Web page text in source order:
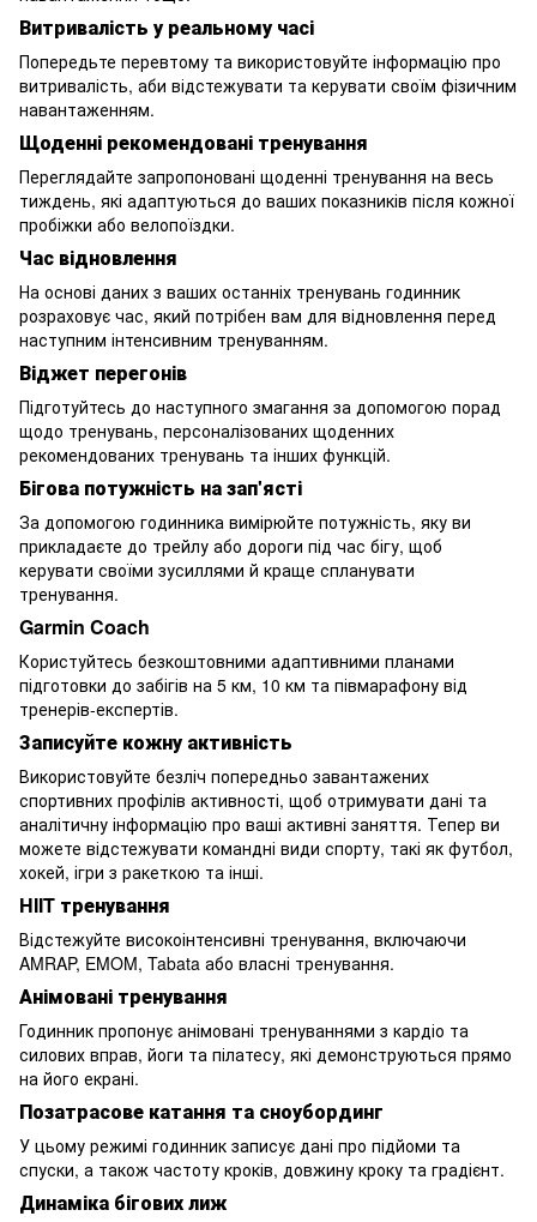
Витривалість у реальному часі
Попередьте перевтому та використовуйте інформацію про
витривалість, аби відстежувати та керувати своїм фізичним
навантаженням.
Щоденні рекомендовані тренування
Переглядайте запропоновані щоденні тренування на весь
тиждень, які адаптуються до ваших показників після кожної
пробіжки або велопоїздки.
Час відновлення
На основі даних з ваших останніх тренувань годинник
розраховує час, який потрібен вам для відновлення перед
наступним інтенсивним тренуванням.
Віджет перегонів
Підготуйтесь до наступного змагання за допомогою порад
щодо тренувань, персоналізованих щоденних
рекомендованих тренувань та інших функцій.
Бігова потужність на зап'ясті
За допомогою годинника вимірюйте потужність, яку ви
прикладаєте до трейлу або дороги під час бігу, щоб
керувати своїми зусиллями й краще спланувати
тренування.
Garmin Coach
Користуйтесь безкоштовними адаптивними планами
підготовки до забігів на 5 км, 10 км та півмарафону від
тренерів-експертів.
Записуйте кожну активність
Використовуйте безліч попередньо завантажених
спортивних профілів активності, щоб отримувати дані та
аналітичну інформацію про ваші активні заняття. Тепер ви
можете відстежувати командні види спорту, такі як футбол,
хокей, ігри з ракеткою та інші.
HIIT тренування
Відстежуйте високоінтенсивні тренування, включаючи
AMRAP, EMOM, Tabata або власні тренування.
Анімовані тренування
Годинник пропонує анімовані тренуваннями з кардіо та
силових вправ, йоги та пілатесу, які демонструються прямо
на його екрані.
Позатрасове катання та сноубординг
У цьому режимі годинник записує дані про підйоми та
спуски, а також частоту кроків, довжину кроку та градієнт.
Динаміка бігових лиж